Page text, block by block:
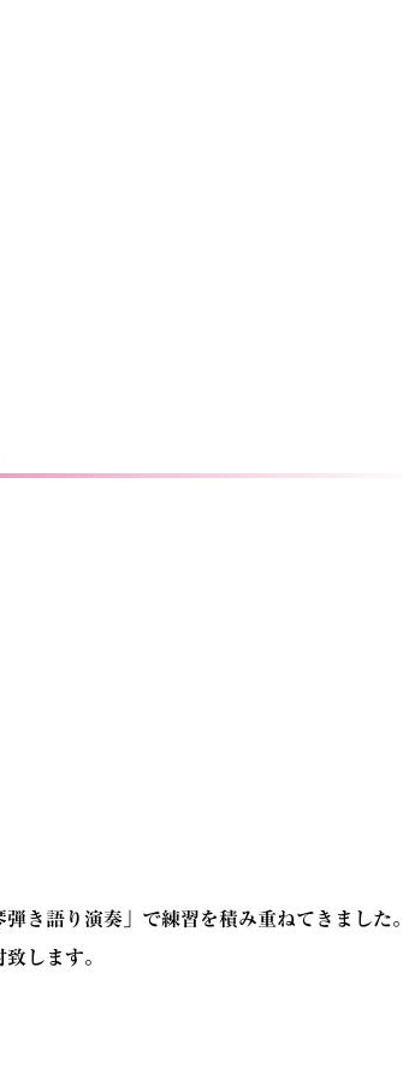
き語り演奏」で練習を積み重ねてきました。
します。